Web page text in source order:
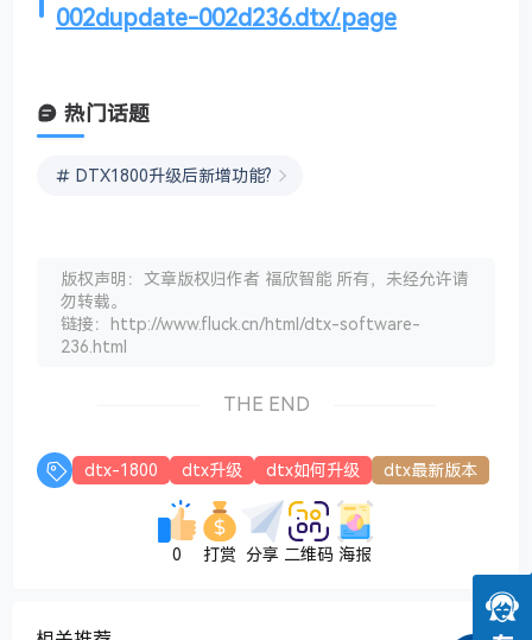
002dupdate-002d236.dtx/.page
热门话题
DTX1800升级后新增功能?
版权声明：文章版权归作者 福欣智能 所有，未经允许请
勿转载。
链接：http://www.fluck.cn/html/dtx-software-
236.html
THE END
dtx-1800 dtx升级 dtx如何升级 dtx最新版本
0 打赏 分享 二维码 海报